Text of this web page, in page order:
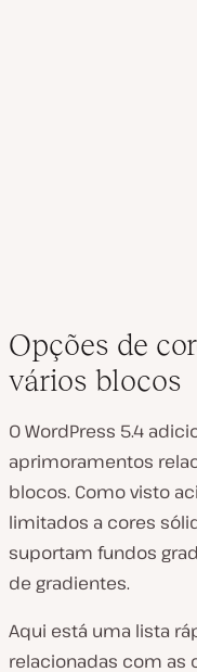
Opções de
vários blocos
O WordPress 5.4
aprimoramentos
blocos. Como visto
limitados a cores
suportam fundos
de gradientes.
Aqui está uma lista
relacionadas com as